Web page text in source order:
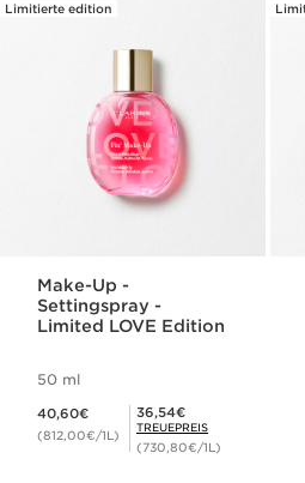
Limitierte edition
Make-Up -
Settingspray -
Limited LOVE Edition
50 ml
40,60€
(812,00€/1L)
Mitgliederpreis 36,54€
36,54€
TREUEPREIS
(730,80€/1L)